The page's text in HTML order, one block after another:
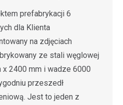
prefabrykacji 6
dla Klienta
na zdjęciach
ze stali węglowej
x 2400 mm i wadze 6000
przeszedł
Jest to jeden z